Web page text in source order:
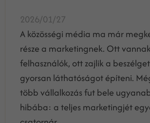
2026/01/27
A közösségi média ma már
része a marketingnek. Ott
felhasználók, ott zajlik a
gyorsan láthatóságot építeni.
több vállalkozás fut bele
hibába: a teljes marketingjét